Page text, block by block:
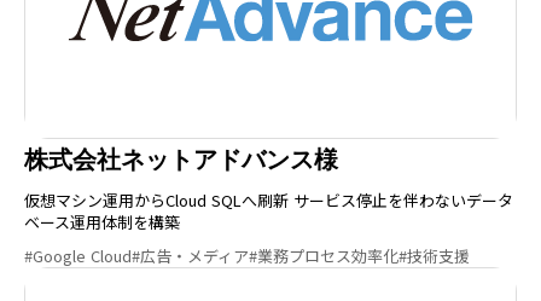
株式会社ネットアドバンス様
仮想マシン運用からCloud SQLへ刷新 サービス停止を伴わないデータ
ベース運用体制を構築
#Google Cloud#広告・メディア#業務プロセス効率化#技術支援